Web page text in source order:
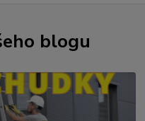
blogu